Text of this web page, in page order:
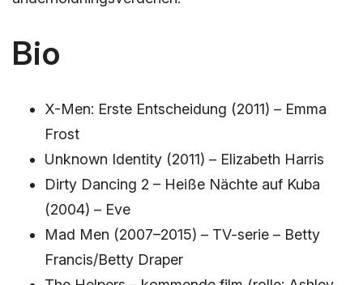
Bio
X-Men: Erste Entscheidung (2011) – Emma
Frost
Unknown Identity (2011) – Elizabeth Harris
Dirty Dancing 2 – Heiße Nächte auf Kuba
(2004) – Eve
Mad Men (2007–2015) – TV-serie – Betty
Francis/Betty Draper